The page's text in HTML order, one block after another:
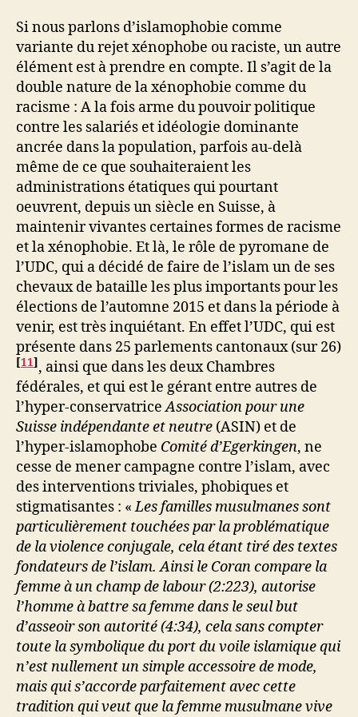
Si nous parlons d’islamophobie comme
variante du rejet xénophobe ou raciste, un autre
élément est à prendre en compte. Il s’agit de la
double nature de la xénophobie comme du
racisme : A la fois arme du pouvoir politique
contre les salariés et idéologie dominante
ancrée dans la population, parfois au-delà
même de ce que souhaiteraient les
administrations étatiques qui pourtant
oeuvrent, depuis un siècle en Suisse, à
maintenir vivantes certaines formes de racisme
et la xénophobie. Et là, le rôle de pyromane de
l’UDC, qui a décidé de faire de l’islam un de ses
chevaux de bataille les plus importants pour les
élections de l’automne 2015 et dans la période à
venir, est très inquiétant. En effet l’UDC, qui est
présente dans 25 parlements cantonaux (sur 26)
[11] , ainsi que dans les deux Chambres
fédérales, et qui est le gérant entre autres de
l’hyper-conservatriceAssociation pour une
Suisse indépendante et neutre (ASIN) et de
l’hyper-islamophobe Comité d’Egerkingen, ne
cesse de mener campagne contre l’islam, avec
des interventions triviales, phobiques et
stigmatisantes : «Les familles musulmanes sont
particulièrement touchées par la problématique
de la violence conjugale, cela étant tiré des textes
fondateurs de l’islam. Ainsi le Coran compare la
femme à un champ de labour (2:223), autorise
l’homme à battre sa femme dans le seul but
d’asseoir son autorité (4:34), cela sans compter
toute la symbolique du port du voile islamique qui
n’est nullement un simple accessoire de mode,
mais qui s’accorde parfaitement avec cette
tradition qui veut que la femme musulmane vive